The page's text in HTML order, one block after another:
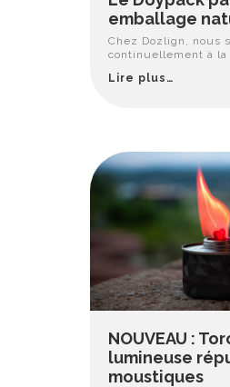
emballage
Chez Dozlign, nous
continuellement à la
Lire plus…
NOUVEAU :
lumineuse
moustiques